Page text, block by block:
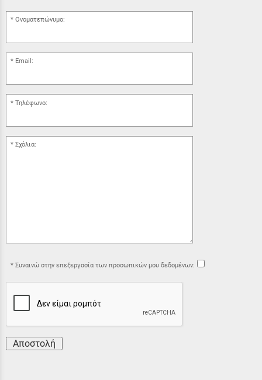
Ονοματεπώνυμο:
Email:
Τηλέφωνο:
Σχόλια:
Συναινώ στην επεξεργασία των προσωπικών μου δεδομένων:
Αποστολή